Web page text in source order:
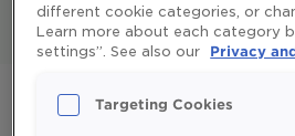
All Enfants et parents
Huile de foie de morue
different cookie categories, or
Learn more about each category
settings”. See also our
Privacy
Targeting Cookies